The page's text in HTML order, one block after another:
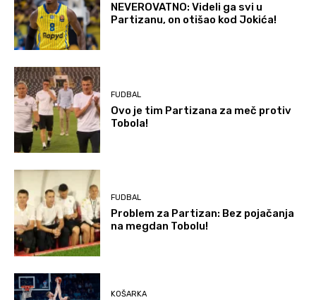
NEVEROVATNO: Videli ga svi u
Partizanu, on otišao kod Jokića!
FUDBAL
Ovo je tim Partizana za meč protiv
Tobola!
FUDBAL
Problem za Partizan: Bez pojačanja
na megdan Tobolu!
KOŠARKA